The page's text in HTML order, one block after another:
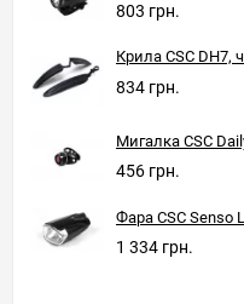
803 грн.
Крила CSC DH7,
834 грн.
Мигалка CSC
456 грн.
Фара CSC Senso
1 334 грн.